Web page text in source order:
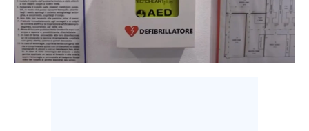
SERVIZI ALLE IMPRESE
LAVORO
BANDI